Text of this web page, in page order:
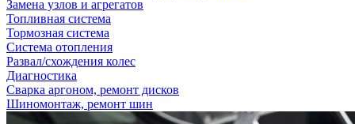
Замена узлов и агрегатов
Топливная система
Тормозная система
Система отопления
Развал/схождения колес
Диагностика
Сварка аргоном, ремонт дисков
Шиномонтаж, ремонт шин